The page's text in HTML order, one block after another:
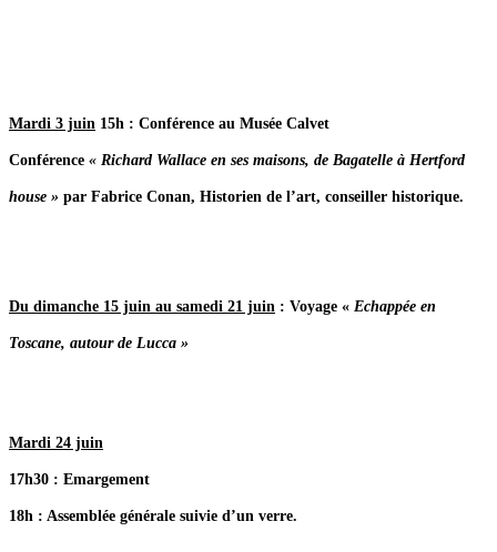
Mardi 3 juin 15h : Conférence au Musée Calvet
Conférence « Richard Wallace en ses maisons, de Bagatelle à Hertford
house » par Fabrice Conan, Historien de l’art, conseiller historique.
Du dimanche 15 juin au samedi 21 juin : Voyage « Echappée en
Toscane, autour de Lucca »
Mardi 24 juin
17h30 : Emargement
18h : Assemblée générale suivie d’un verre.